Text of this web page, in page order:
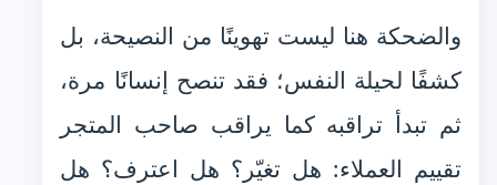
والضحكة هنا ليست تهوينًا من النصيحة، بل
كشفًا لحيلة النفس؛ فقد تنصح إنسانًا مرة،
ثم تبدأ تراقبه كما يراقب صاحب المتجر
تقييم العملاء: هل تغيّر؟ هل اعترف؟ هل